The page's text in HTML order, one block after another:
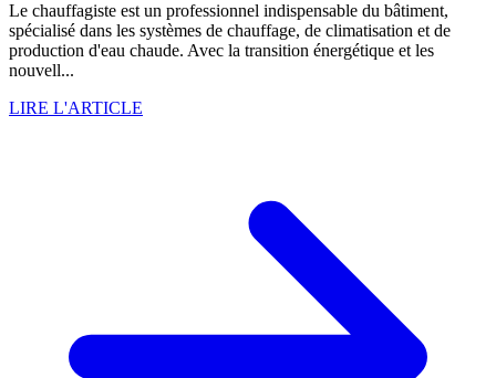
Le chauffagiste est un professionnel indispensable du bâtiment,
spécialisé dans les systèmes de chauffage, de climatisation et de
production d'eau chaude. Avec la transition énergétique et les
nouvell...
LIRE L'ARTICLE